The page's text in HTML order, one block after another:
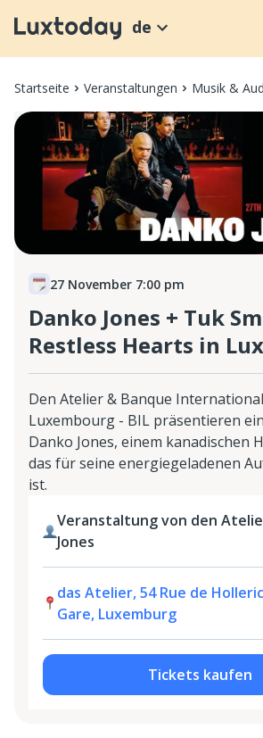
de
Startseite Veranstaltungen Musik &
27 November 7:00 pm
Danko Jones + Tuk
Restless Hearts in
Den Atelier & Banque
Luxembourg - BIL präsentieren
Danko Jones, einem kanadischen
das für seine energiegeladenen
ist.
Veranstaltung von den
Jones
das Atelier, 54 Rue de
Gare, Luxemburg
Tickets kaufen